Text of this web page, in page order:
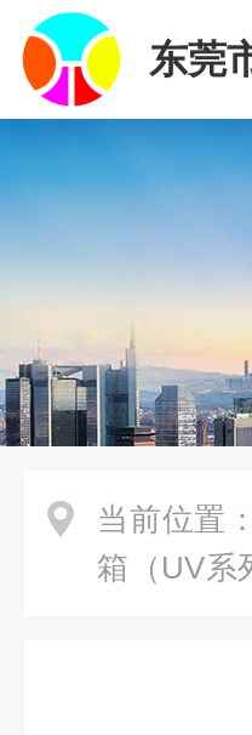
东莞
当前位置：
箱（UV系